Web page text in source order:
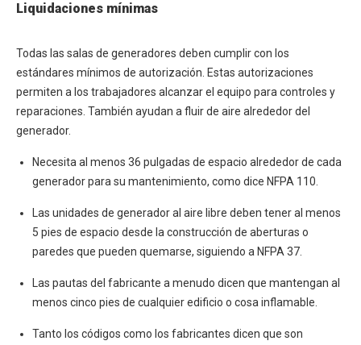
Liquidaciones mínimas
Todas las salas de generadores deben cumplir con los
estándares mínimos de autorización. Estas autorizaciones
permiten a los trabajadores alcanzar el equipo para controles y
reparaciones. También ayudan a fluir de aire alrededor del
generador.
Necesita al menos 36 pulgadas de espacio alrededor de cada
generador para su mantenimiento, como dice NFPA 110.
Las unidades de generador al aire libre deben tener al menos
5 pies de espacio desde la construcción de aberturas o
paredes que pueden quemarse, siguiendo a NFPA 37.
Las pautas del fabricante a menudo dicen que mantengan al
menos cinco pies de cualquier edificio o cosa inflamable.
Tanto los códigos como los fabricantes dicen que son